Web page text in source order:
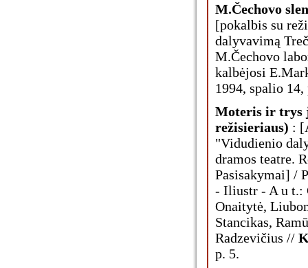
M.Čechovo
[pokalbis su
dalyvavimą
M.Čechovo
kalbėjosi
1994, spalio 14,
Moteris ir trys
režisieriaus) :
"Vidudienio
dramos teatre.
Pasisakymai] /
- Iliustr - A u t.:
Onaitytė,
Stancikas,
Radzevičius //
p. 5.